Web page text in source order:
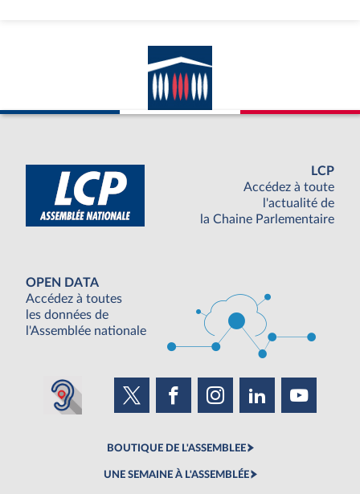
LCP
Accédez à toute
l'actualité de
la Chaine Parlementaire
OPEN DATA
Accédez à toutes
les données de
l'Assemblée nationale
BOUTIQUE DE L'ASSEMBLEE
UNE SEMAINE À L'ASSEMBLÉE